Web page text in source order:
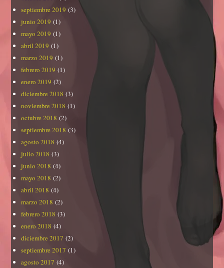
septiembre 2019 (3)
junio 2019 (1)
mayo 2019 (1)
abril 2019 (1)
marzo 2019 (1)
febrero 2019 (1)
enero 2019 (2)
diciembre 2018 (3)
noviembre 2018 (1)
octubre 2018 (2)
septiembre 2018 (3)
agosto 2018 (4)
julio 2018 (3)
junio 2018 (4)
mayo 2018 (2)
abril 2018 (4)
marzo 2018 (2)
febrero 2018 (3)
enero 2018 (4)
diciembre 2017 (2)
septiembre 2017 (1)
agosto 2017 (4)